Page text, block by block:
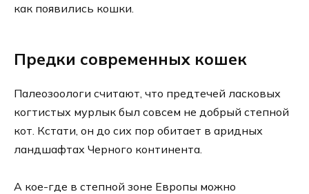
как появились кошки.
Предки современных кошек
Палеозоологи считают, что предтечей ласковых
когтистых мурлык был совсем не добрый степной
кот. Кстати, он до сих пор обитает в аридных
ландшафтах Черного континента.
А кое-где в степной зоне Европы можно